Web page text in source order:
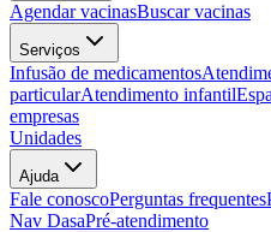
Agendar vacinasBuscar vacinas
Serviços
Infusão de medicamentos
particularAtendimento infantil
empresas
Unidades
Ajuda
Fale conoscoPerguntas frequentes
Nav DasaPré-atendimento